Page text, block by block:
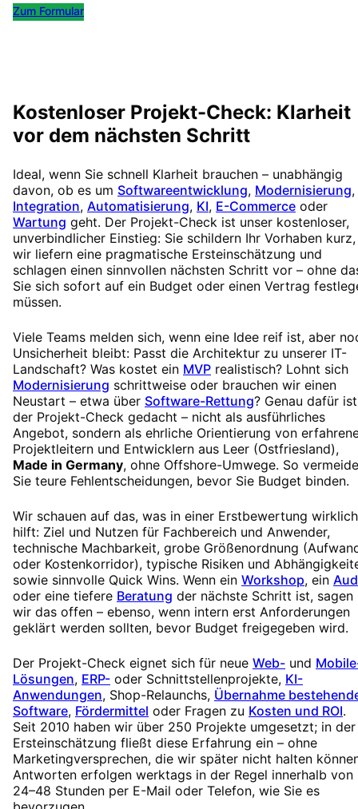
Zum Formular
Kostenloser Projekt-Check: Klarheit
vor dem nächsten Schritt
Ideal, wenn Sie schnell Klarheit brauchen – unabhängig
davon, ob es um Softwareentwicklung, Modernisierung,
Integration, Automatisierung, KI, E-Commerce oder
Wartung geht. Der Projekt-Check ist unser kostenloser,
unverbindlicher Einstieg: Sie schildern Ihr Vorhaben kurz,
wir liefern eine pragmatische Ersteinschätzung und
schlagen einen sinnvollen nächsten Schritt vor – ohne
Sie sich sofort auf ein Budget oder einen Vertrag
müssen.
Viele Teams melden sich, wenn eine Idee reif ist, aber
Unsicherheit bleibt: Passt die Architektur zu unserer IT-
Landschaft? Was kostet ein MVP realistisch? Lohnt sich
Modernisierung schrittweise oder brauchen wir einen
Neustart – etwa über Software-Rettung? Genau dafür ist
der Projekt-Check gedacht – nicht als ausführliches
Angebot, sondern als ehrliche Orientierung von
Projektleitern und Entwicklern aus Leer (Ostfriesland),
Made in Germany, ohne Offshore-Umwege. So
Sie teure Fehlentscheidungen, bevor Sie Budget binden.
Wir schauen auf das, was in einer Erstbewertung wirklich
hilft: Ziel und Nutzen für Fachbereich und Anwender,
technische Machbarkeit, grobe Größenordnung
oder Kostenkorridor), typische Risiken und
sowie sinnvolle Quick Wins. Wenn ein Workshop, ein
oder eine tiefere Beratung der nächste Schritt ist, sagen
wir das offen – ebenso, wenn intern erst Anforderungen
geklärt werden sollten, bevor Budget freigegeben wird.
Der Projekt-Check eignet sich für neue Web- und
Lösungen, ERP- oder Schnittstellenprojekte, KI-
Anwendungen, Shop-Relaunchs, Übernahme
Software, Fördermittel oder Fragen zu Kosten und ROI.
Seit 2010 haben wir über 250 Projekte umgesetzt; in der
Ersteinschätzung fließt diese Erfahrung ein – ohne
Marketingversprechen, die wir später nicht halten
Antworten erfolgen werktags in der Regel innerhalb von
24–48 Stunden per E-Mail oder Telefon, wie Sie es